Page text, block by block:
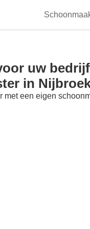
uw
in
een eigen